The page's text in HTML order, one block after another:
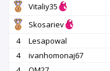
Vitaliy35
Skosariev
4
Lesapowal
4
ivanhomonaj67